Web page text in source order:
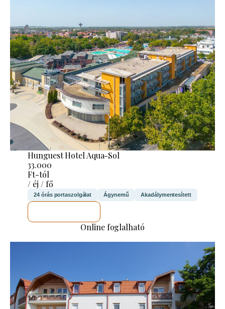
Hunguest Hotel Aqua-Sol
33.000
Ft-tól
/ éj / fő
24 órás portaszolgálat Ágynemű Akadálymentesített
Online foglalható